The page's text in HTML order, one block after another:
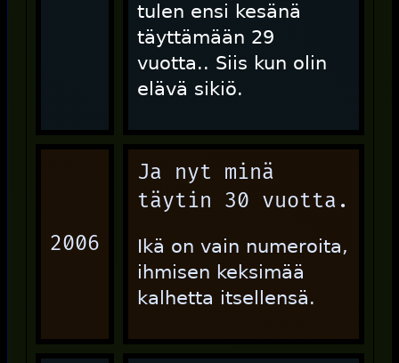
tulen ensi kesänä
täyttämään 29
vuotta.. Siis kun olin
elävä sikiö.
2006
Ja nyt minä
täytin 30 vuotta.
Ikä on vain numeroita,
ihmisen keksimää
kalhetta itsellensä.